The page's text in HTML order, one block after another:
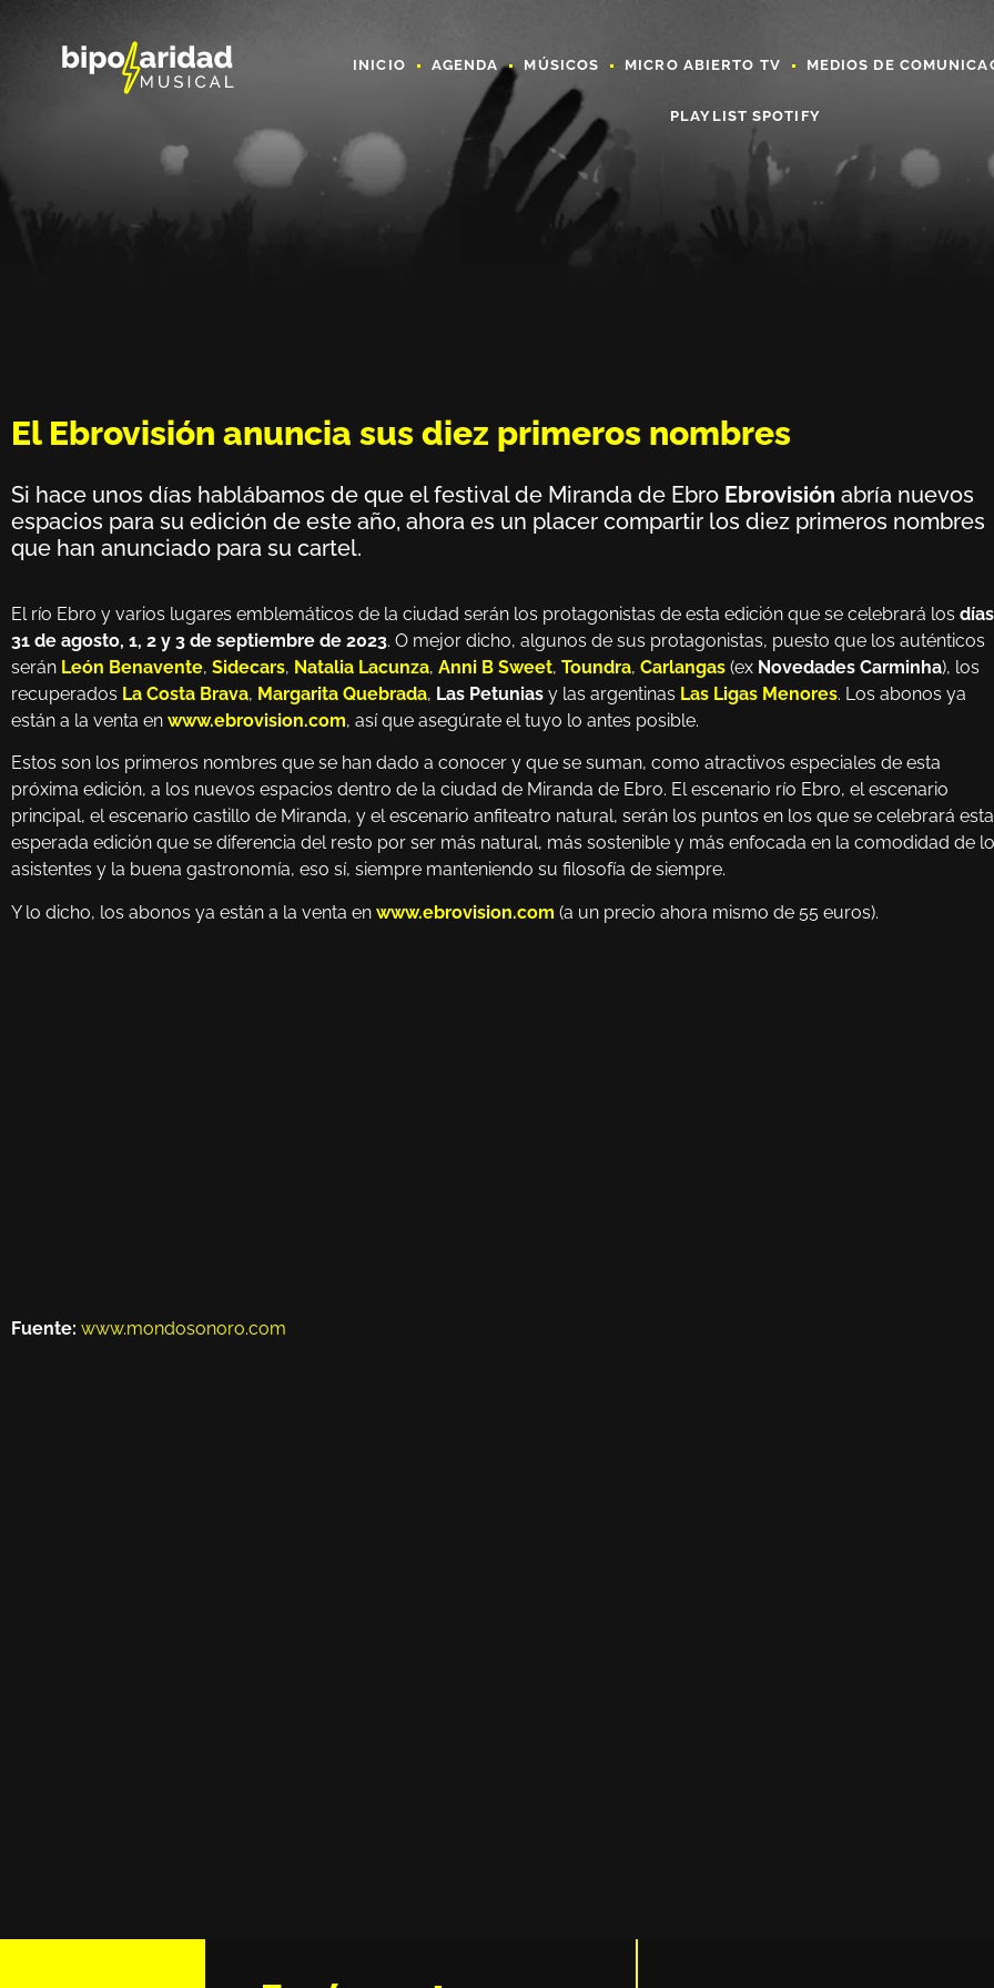
INICIO AGENDA MÚSICOS MICRO ABIERTO TV MEDIOS DE
PLAYLIST SPOTIFY
El Ebrovisión anuncia sus diez primeros nombres
Si hace unos días hablábamos de que el festival de Miranda de Ebro Ebrovisión abría nuevos
espacios para su edición de este año, ahora es un placer compartir los diez primeros nombres
que han anunciado para su cartel.
El río Ebro y varios lugares emblemáticos de la ciudad serán los protagonistas de esta edición que se celebrará los días
31 de agosto, 1, 2 y 3 de septiembre de 2023. O mejor dicho, algunos de sus protagonistas, puesto que los auténticos
serán León Benavente, Sidecars, Natalia Lacunza, Anni B Sweet, Toundra, Carlangas (ex Novedades Carminha), los
recuperados La Costa Brava, Margarita Quebrada, Las Petunias y las argentinas Las Ligas Menores. Los abonos ya
están a la venta en www.ebrovision.com, así que asegúrate el tuyo lo antes posible.
Estos son los primeros nombres que se han dado a conocer y que se suman, como atractivos especiales de esta
próxima edición, a los nuevos espacios dentro de la ciudad de Miranda de Ebro. El escenario río Ebro, el escenario
principal, el escenario castillo de Miranda, y el escenario anfiteatro natural, serán los puntos en los que se celebrará esta
esperada edición que se diferencia del resto por ser más natural, más sostenible y más enfocada en la comodidad de
asistentes y la buena gastronomía, eso sí, siempre manteniendo su filosofía de siempre.
Y lo dicho, los abonos ya están a la venta en www.ebrovision.com (a un precio ahora mismo de 55 euros).
Fuente: www.mondosonoro.com